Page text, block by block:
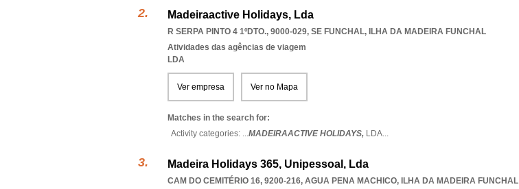
Madeiraactive Holidays, Lda
R SERPA PINTO 4 1ºDTO., 9000-029, SE FUNCHAL, ILHA DA MADEIRA FUNCHAL
Atividades das agências de viagem
LDA
Ver empresa Ver no Mapa
Matches in the search for:
Activity categories: ...MADEIRAACTIVE HOLIDAYS, LDA...
Madeira Holidays 365, Unipessoal, Lda
CAM DO CEMITÉRIO 16, 9200-216, AGUA PENA MACHICO, ILHA DA MADEIRA FUNCHAL